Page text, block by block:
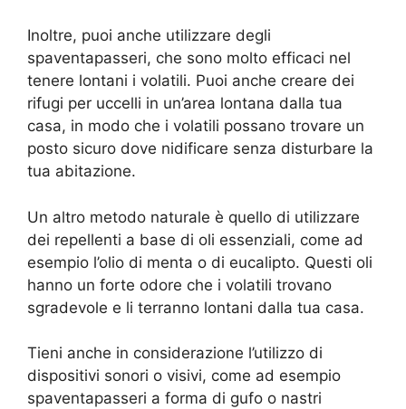
Inoltre, puoi anche utilizzare degli
spaventapasseri, che sono molto efficaci nel
tenere lontani i volatili. Puoi anche creare dei
rifugi per uccelli in un’area lontana dalla tua
casa, in modo che i volatili possano trovare un
posto sicuro dove nidificare senza disturbare la
tua abitazione.
Un altro metodo naturale è quello di utilizzare
dei repellenti a base di oli essenziali, come ad
esempio l’olio di menta o di eucalipto. Questi oli
hanno un forte odore che i volatili trovano
sgradevole e li terranno lontani dalla tua casa.
Tieni anche in considerazione l’utilizzo di
dispositivi sonori o visivi, come ad esempio
spaventapasseri a forma di gufo o nastri